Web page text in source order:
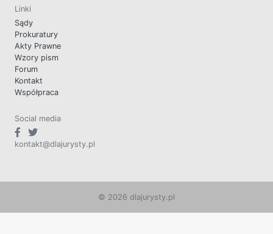
Linki
Sądy
Prokuratury
Akty Prawne
Wzory pism
Forum
Kontakt
Współpraca
Social media
kontakt@dlajurysty.pl
© 2026 dlajurysty.pl